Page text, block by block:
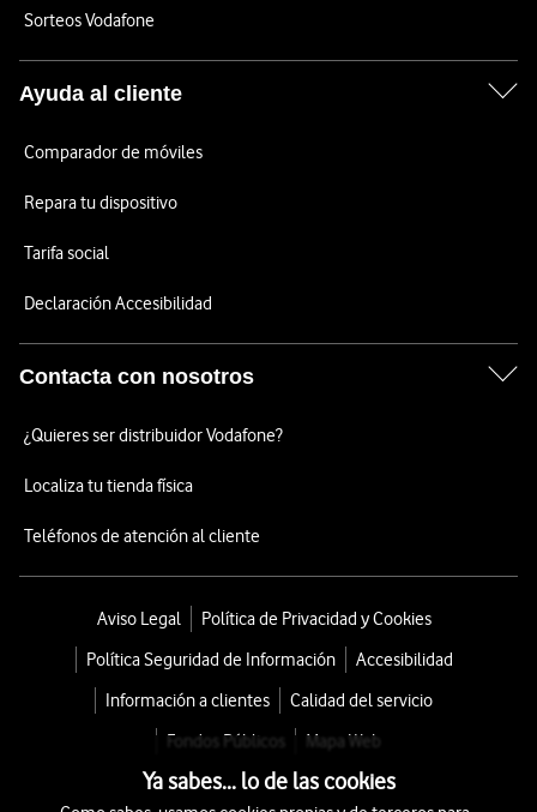
Sorteos Vodafone
Ayuda al cliente
Comparador de móviles
Repara tu dispositivo
Tarifa social
Declaración Accesibilidad
Contacta con nosotros
¿Quieres ser distribuidor Vodafone?
Localiza tu tienda física
Teléfonos de atención al cliente
Aviso Legal
Política de Privacidad y Cookies
Política Seguridad de Información
Accesibilidad
Información a clientes
Calidad del servicio
Fondos Públicos
Mapa Web
Ya sabes... lo de las cookies